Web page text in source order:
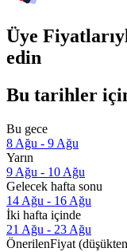
Üye
edin
Bu tarihler
Bu gece
8 Ağu - 9 Ağu
Yarın
9 Ağu - 10 Ağu
Gelecek hafta sonu
14 Ağu - 16 Ağu
İki hafta içinde
21 Ağu - 23 Ağu
ÖnerilenFiyat